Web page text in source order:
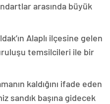
arasında büyük
Alaplı ilçesine gelen
temsilcileri ile bir
kaldığını ifade eden
sandık başına gidecek